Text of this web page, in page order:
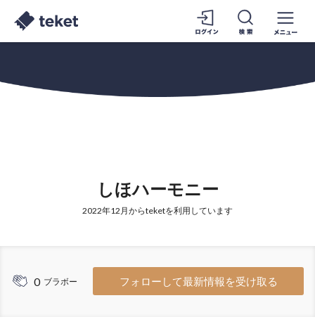
しほハーモニー
2022年12月からteketを利用しています
0 ブラボー フォローして最新情報を受け取る